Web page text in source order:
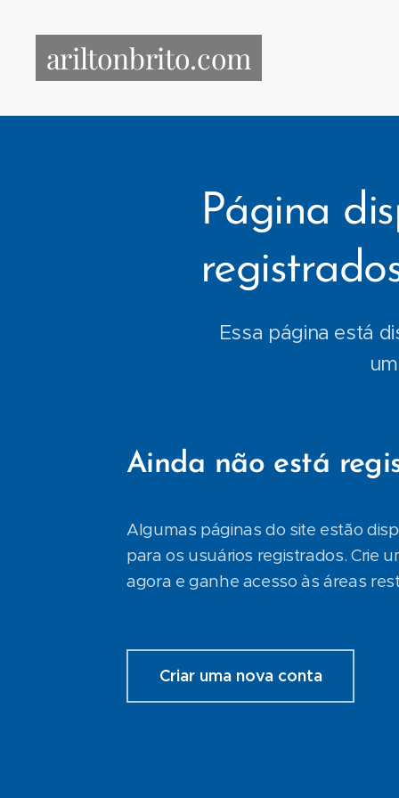
ariltonbrito.com
Página
Essa página está
Ainda não está
Algumas páginas do site estão
para os usuários registrados. Crie
agora e ganhe acesso às áreas
Criar uma nova conta